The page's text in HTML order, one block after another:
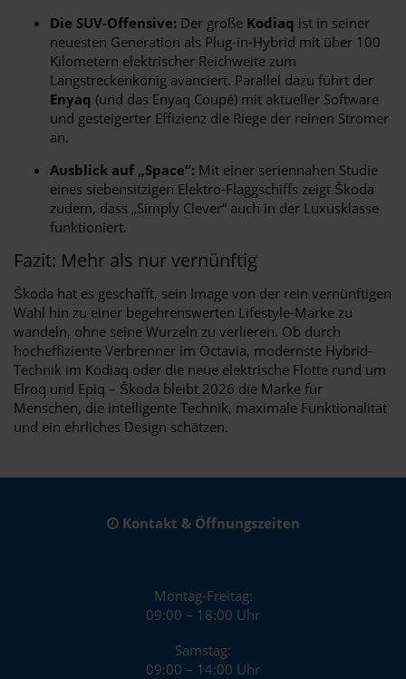
Die SUV-Offensive: Der große Kodiaq ist in seiner
neuesten Generation als Plug-in-Hybrid mit über 100
Kilometern elektrischer Reichweite zum
Langstreckenkönig avanciert. Parallel dazu führt der
Enyaq (und das Enyaq Coupé) mit aktueller Software
und gesteigerter Effizienz die Riege der reinen Stromer
an.
Ausblick auf „Space“: Mit einer seriennahen Studie
eines siebensitzigen Elektro-Flaggschiffs zeigt Škoda
zudem, dass „Simply Clever“ auch in der Luxusklasse
funktioniert.
Fazit: Mehr als nur vernünftig
Škoda hat es geschafft, sein Image von der rein vernünftigen
Wahl hin zu einer begehrenswerten Lifestyle-Marke zu
wandeln, ohne seine Wurzeln zu verlieren. Ob durch
hocheffiziente Verbrenner im Octavia, modernste Hybrid-
Technik im Kodiaq oder die neue elektrische Flotte rund um
Elroq und Epiq – Škoda bleibt 2026 die Marke für
Menschen, die intelligente Technik, maximale Funktionalität
und ein ehrliches Design schätzen.
Kontakt & Öffnungszeiten
Montag-Freitag:
09:00 – 18:00 Uhr
Samstag:
09:00 – 14:00 Uhr